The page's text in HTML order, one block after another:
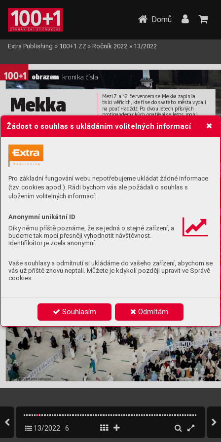
Žádost o souhlas s ukládáním volitelných informací
Pro základní fungování webu nepotřebujeme ukládat žádné informace
(tzv. cookies apod.). Rádi bychom vás ale požádali o souhlas s
uložením volitelných informací:
Anonymní unikátní ID
Díky němu příště poznáme, že se jedná o stejné zařízení, a
budeme tak moci přesněji vyhodnotit návštěvnost.
Identifikátor je zcela anonymní.
Vaše souhlasy a odmítnutí si ukládáme do vašeho zařízení, abychom se
vás už příště znovu neptali. Můžete je kdykoli později upravit ve Správě
cookies
Souhlasím Odmítám
Mekka
se otevírá
Mezi 7. a 12. červencem se Mekka zaplnila
tisíci věřících, kteří se do svatého města vydali
na pouť Hadždž. Po dvou letech přísných
protipandemických opatření se letos mohli
bylo méně než 65 let a prokázali se negativním
6 13/2022
100+1 zahraniční zajímavost
obrazem kronika čísla
Domů
Extra Publishing » 100+1 ZZ » Ročník 2022 » 13/2022
13/2022 6